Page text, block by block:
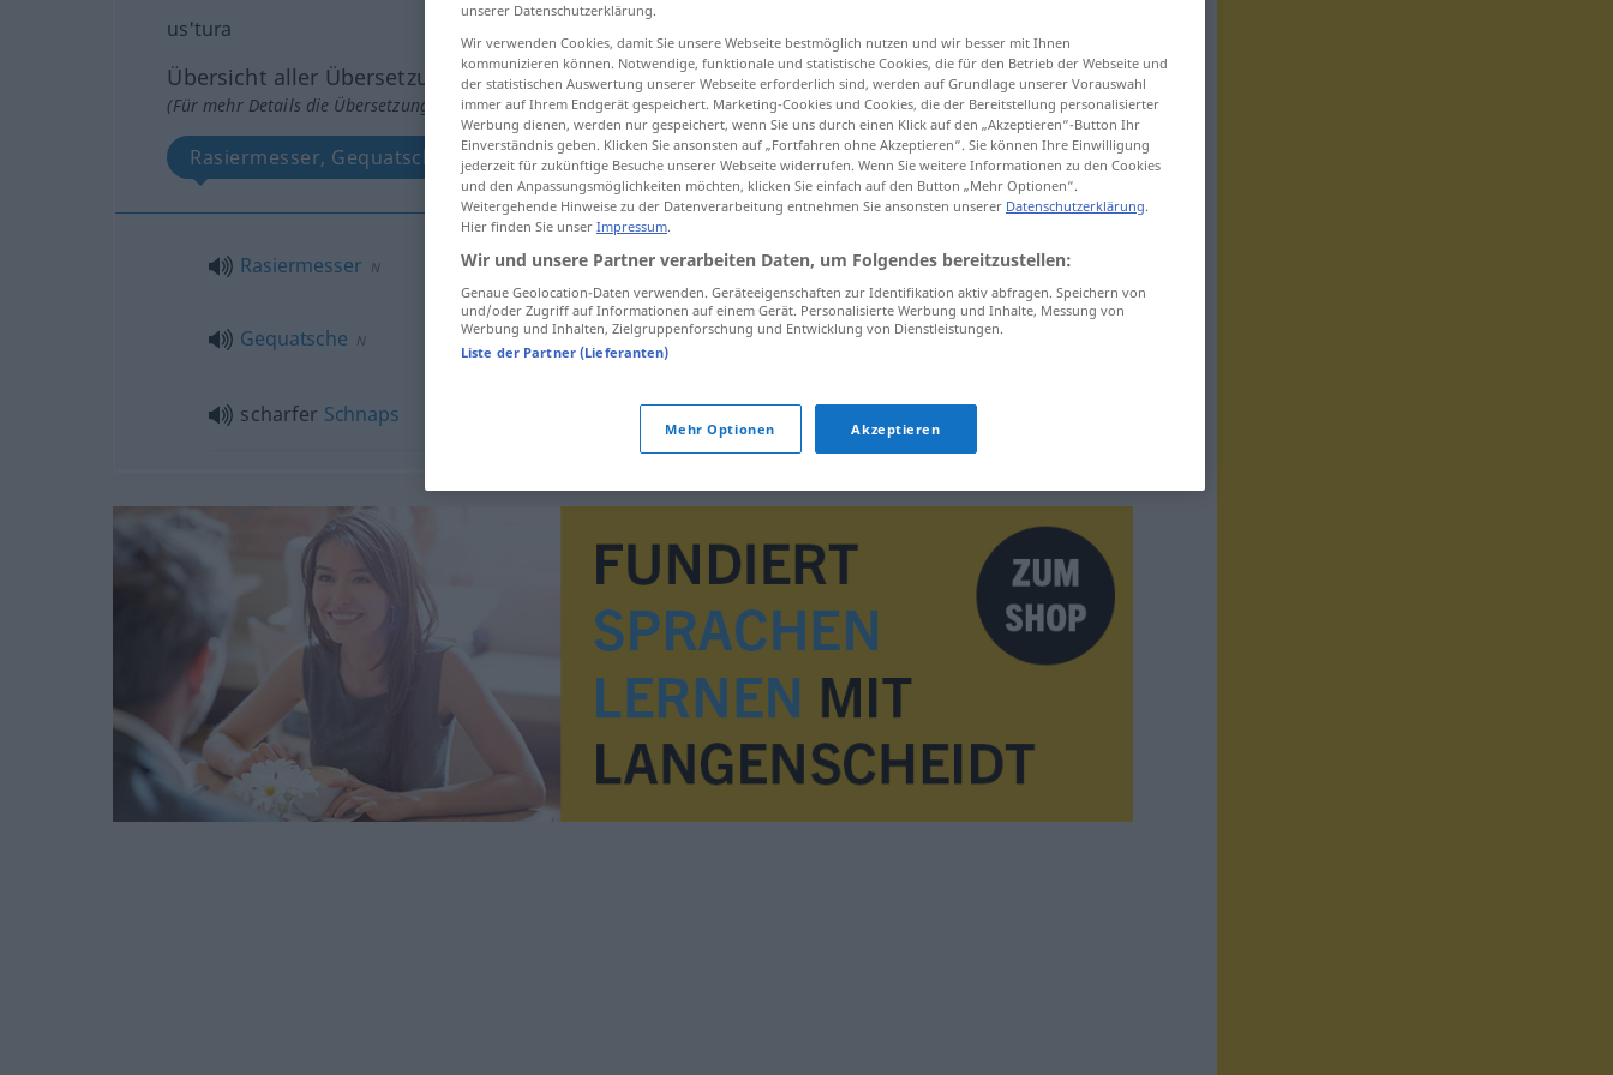
us'tura
Übersicht aller Übersetzungen
(Für mehr Details die Übersetzung anklicken/antippen)
Rasiermesser, Gequatsche, scharfer Schnaps
Rasiermesser N us'tura
Gequatsche N us'tura UMG
scharfer Schnaps us'tura
unserer Datenschutzerklärung.
Wir verwenden Cookies, damit Sie unsere Webseite bestmöglich nutzen und wir besser mit Ihnen
kommunizieren können. Notwendige, funktionale und statistische Cookies, die für den Betrieb der Webseite und
der statistischen Auswertung unserer Webseite erforderlich sind, werden auf Grundlage unserer Vorauswahl
immer auf Ihrem Endgerät gespeichert. Marketing-Cookies und Cookies, die der Bereitstellung personalisierter
Werbung dienen, werden nur gespeichert, wenn Sie uns durch einen Klick auf den „Akzeptieren“-Button Ihr
Einverständnis geben. Klicken Sie ansonsten auf „Fortfahren ohne Akzeptieren“. Sie können Ihre Einwilligung
jederzeit für zukünftige Besuche unserer Webseite widerrufen. Wenn Sie weitere Informationen zu den Cookies
und den Anpassungsmöglichkeiten möchten, klicken Sie einfach auf den Button „Mehr Optionen“.
Weitergehende Hinweise zu der Datenverarbeitung entnehmen Sie ansonsten unserer Datenschutzerklärung.
Hier finden Sie unser Impressum.
Wir und unsere Partner verarbeiten Daten, um Folgendes bereitzustellen:
Genaue Geolocation-Daten verwenden. Geräteeigenschaften zur Identifikation aktiv abfragen. Speichern von
und/oder Zugriff auf Informationen auf einem Gerät. Personalisierte Werbung und Inhalte, Messung von
Werbung und Inhalten, Zielgruppenforschung und Entwicklung von Dienstleistungen.
Liste der Partner (Lieferanten)
Mehr Optionen Akzeptieren